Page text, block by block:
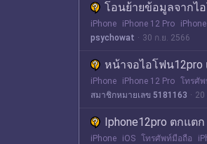
โอนย้ายข้อมูลจากไ
iPhone iPhone 12 Pro
iPhone
psychowat
30 ก.ย. 2566
หน้าจอไอโฟน12pro
iPhone iPhone 12 Pro โทรศั
สมาชิกหมายเลข 5181163
20
Iphone12pro ตกแต
iPhone iOS โทรศัพท์มือถือ